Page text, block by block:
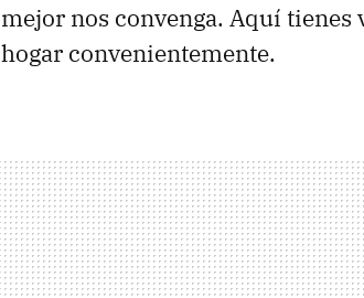
mejor nos convenga. Aquí
hogar convenientemente.